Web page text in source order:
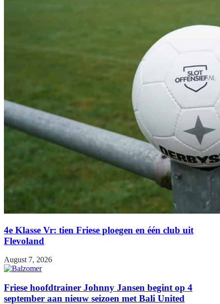
4e Klasse Vr: tien Friese ploegen en één club uit
Flevoland
August 7, 2026
Friese hoofdtrainer Johnny Jansen begint op 4
september aan nieuw seizoen met Bali United